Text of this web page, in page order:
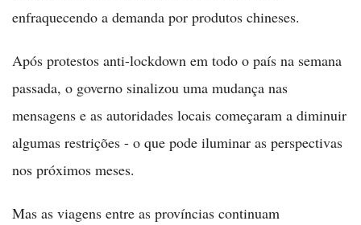
enfraquecendo a demanda por produtos chineses.
Após protestos anti-lockdown em todo o país na semana
passada, o governo sinalizou uma mudança nas
mensagens e as autoridades locais começaram a diminuir
algumas restrições - o que pode iluminar as perspectivas
nos próximos meses.
Mas as viagens entre as províncias continuam